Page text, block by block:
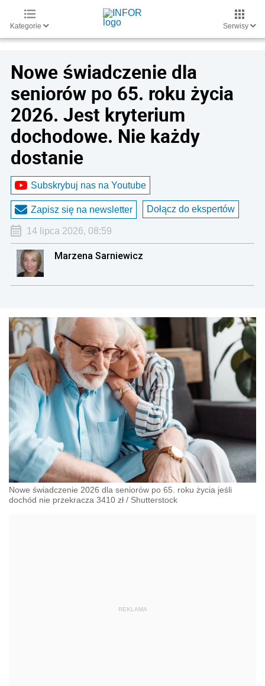
Kategorie Serwisy
Nowe świadczenie dla
seniorów po 65. roku życia
2026. Jest kryterium
dochodowe. Nie każdy
dostanie
Subskrybuj nas na Youtube
Zapisz się na newsletter Dołącz do ekspertów
14 lipca 2026, 08:59
Marzena Sarniewicz
Nowe świadczenie 2026 dla seniorów po 65. roku życia jeśli
dochód nie przekracza 3410 zł / Shutterstock